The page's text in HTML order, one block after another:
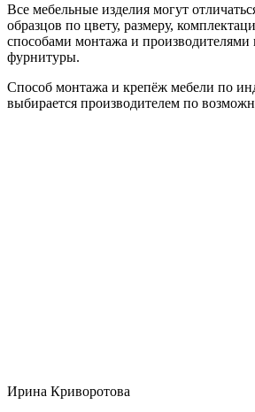
Все мебельные изделия могут
образцов по цвету, размеру,
способами монтажа и
фурнитуры.
Способ монтажа и крепёж мебели по
выбирается производителем по
Ирина Криворотова